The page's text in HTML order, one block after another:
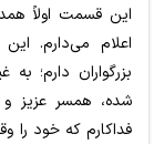
این قسمت اولاً
اعلام می‌دارم.
بزرگواران دارم؛
شده، همسر عزیز و
فداکارم که خود